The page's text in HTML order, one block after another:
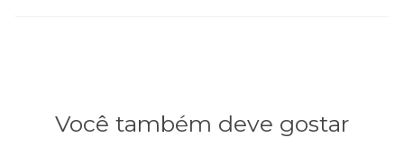
Você também deve gostar